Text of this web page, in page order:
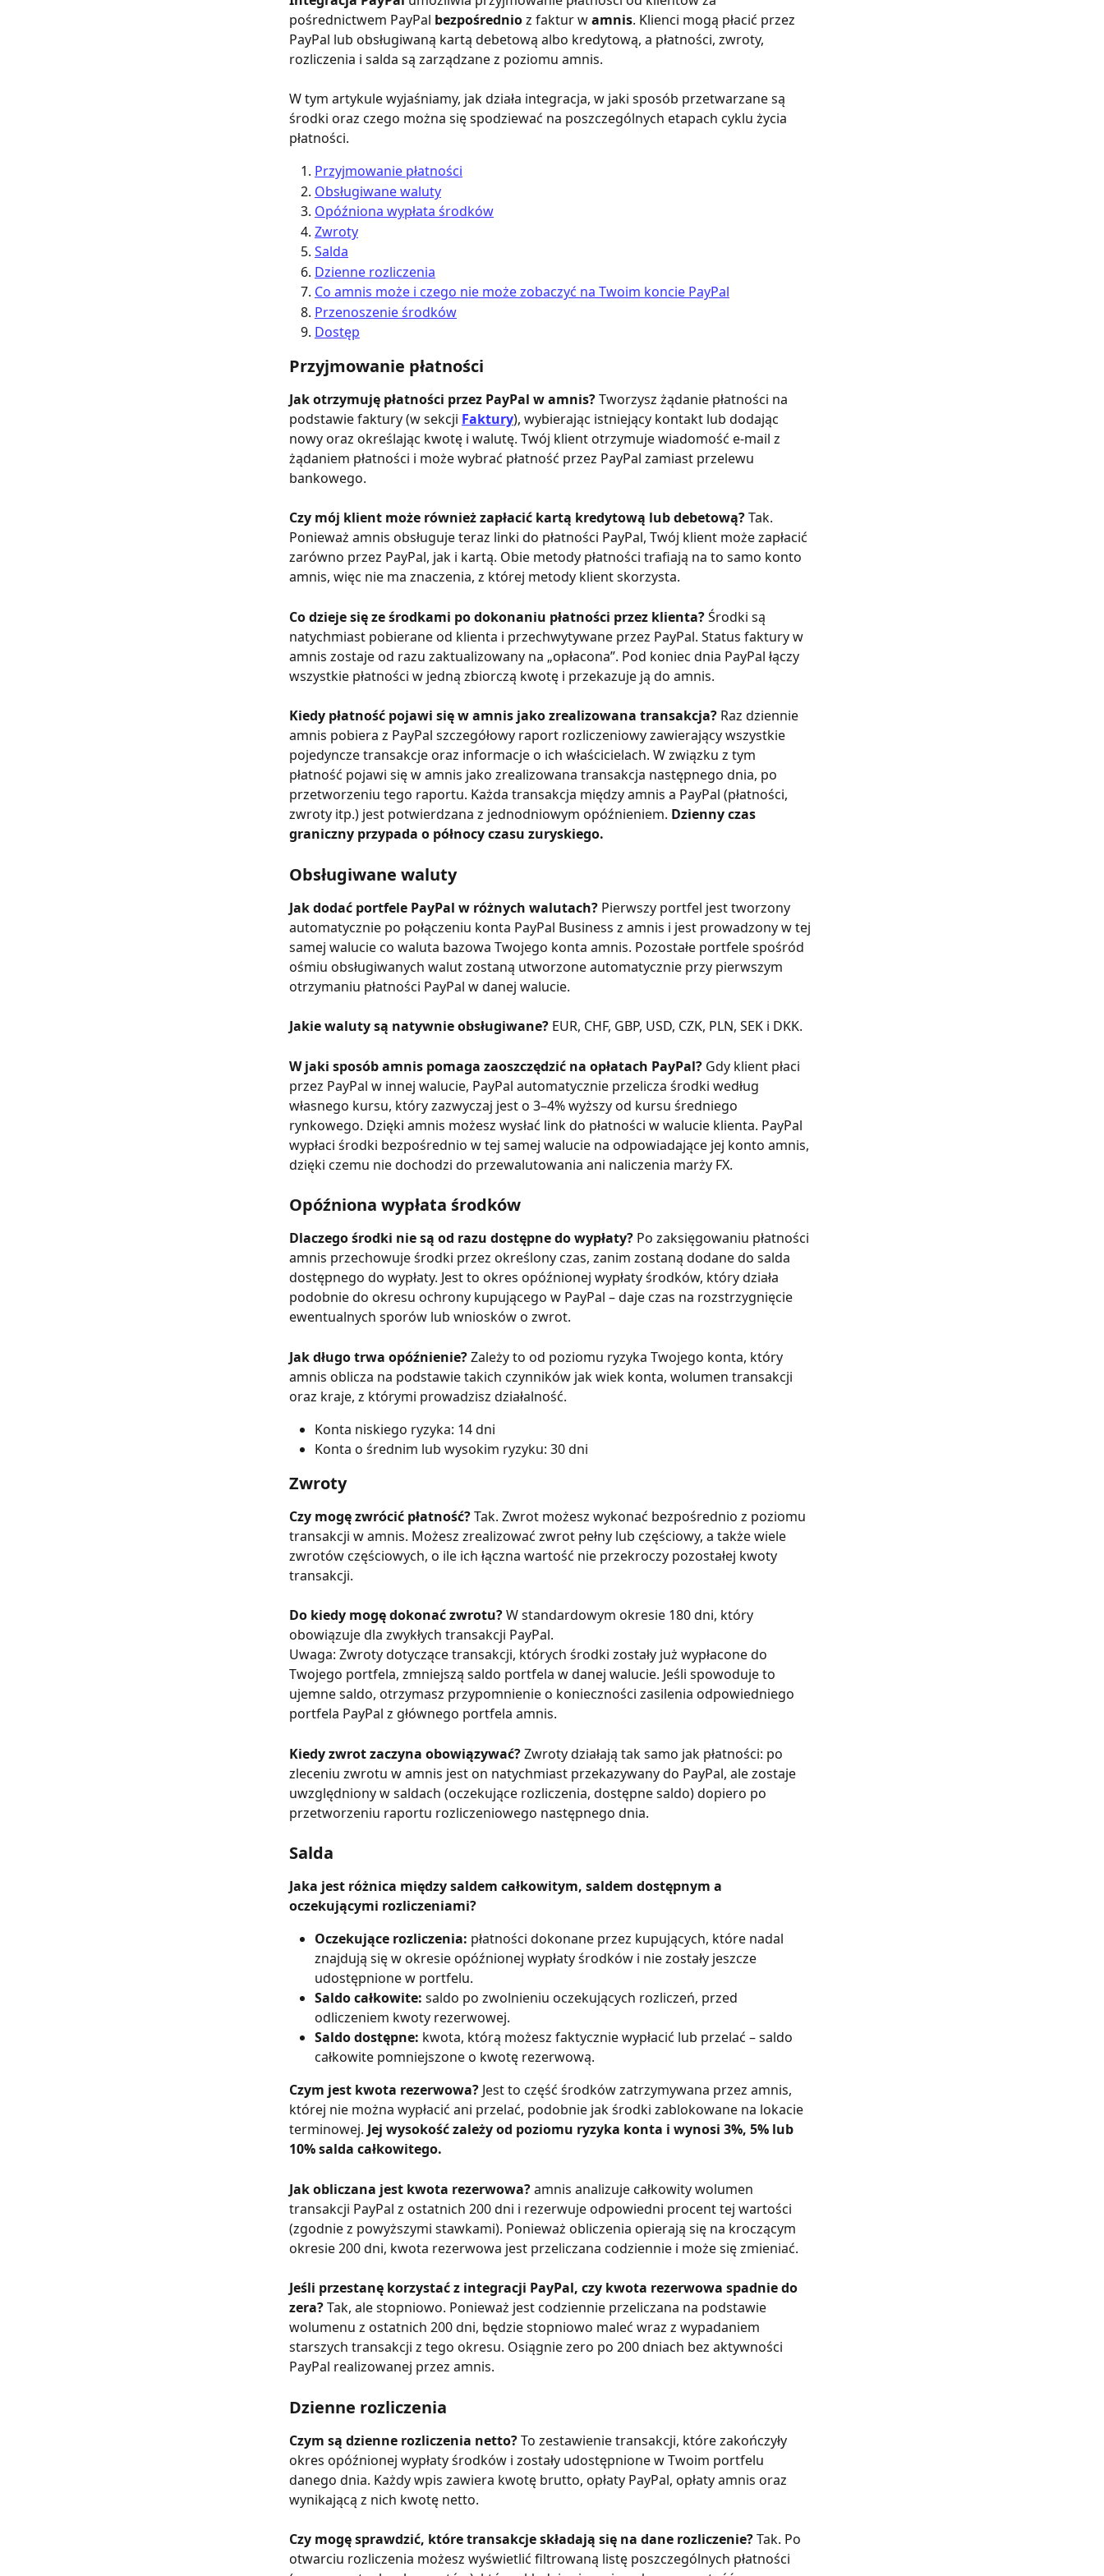
pośrednictwem PayPal bezpośrednio z faktur w amnis. Klienci mogą płacić przez
PayPal lub obsługiwaną kartą debetową albo kredytową, a płatności, zwroty,
rozliczenia i salda są zarządzane z poziomu amnis.
W tym artykule wyjaśniamy, jak działa integracja, w jaki sposób przetwarzane są
środki oraz czego można się spodziewać na poszczególnych etapach cyklu życia
płatności.
Przyjmowanie płatności
Obsługiwane waluty
Opóźniona wypłata środków
Zwroty
Salda
Dzienne rozliczenia
Co amnis może i czego nie może zobaczyć na Twoim koncie PayPal
Przenoszenie środków
Dostęp
Przyjmowanie płatności
Jak otrzymuję płatności przez PayPal w amnis? Tworzysz żądanie płatności na
podstawie faktury (w sekcji Faktury), wybierając istniejący kontakt lub dodając
nowy oraz określając kwotę i walutę. Twój klient otrzymuje wiadomość e-mail z
żądaniem płatności i może wybrać płatność przez PayPal zamiast przelewu
bankowego.
Czy mój klient może również zapłacić kartą kredytową lub debetową? Tak.
Ponieważ amnis obsługuje teraz linki do płatności PayPal, Twój klient może zapłacić
zarówno przez PayPal, jak i kartą. Obie metody płatności trafiają na to samo konto
amnis, więc nie ma znaczenia, z której metody klient skorzysta.
Co dzieje się ze środkami po dokonaniu płatności przez klienta? Środki są
natychmiast pobierane od klienta i przechwytywane przez PayPal. Status faktury w
amnis zostaje od razu zaktualizowany na „opłacona”. Pod koniec dnia PayPal łączy
wszystkie płatności w jedną zbiorczą kwotę i przekazuje ją do amnis.
Kiedy płatność pojawi się w amnis jako zrealizowana transakcja? Raz dziennie
amnis pobiera z PayPal szczegółowy raport rozliczeniowy zawierający wszystkie
pojedyncze transakcje oraz informacje o ich właścicielach. W związku z tym
płatność pojawi się w amnis jako zrealizowana transakcja następnego dnia, po
przetworzeniu tego raportu. Każda transakcja między amnis a PayPal (płatności,
zwroty itp.) jest potwierdzana z jednodniowym opóźnieniem. Dzienny czas
graniczny przypada o północy czasu zuryskiego.
Obsługiwane waluty
Jak dodać portfele PayPal w różnych walutach? Pierwszy portfel jest tworzony
automatycznie po połączeniu konta PayPal Business z amnis i jest prowadzony w tej
samej walucie co waluta bazowa Twojego konta amnis. Pozostałe portfele spośród
ośmiu obsługiwanych walut zostaną utworzone automatycznie przy pierwszym
otrzymaniu płatności PayPal w danej walucie.
Jakie waluty są natywnie obsługiwane? EUR, CHF, GBP, USD, CZK, PLN, SEK i DKK.
W jaki sposób amnis pomaga zaoszczędzić na opłatach PayPal? Gdy klient płaci
przez PayPal w innej walucie, PayPal automatycznie przelicza środki według
własnego kursu, który zazwyczaj jest o 3–4% wyższy od kursu średniego
rynkowego. Dzięki amnis możesz wysłać link do płatności w walucie klienta. PayPal
wypłaci środki bezpośrednio w tej samej walucie na odpowiadające jej konto amnis,
dzięki czemu nie dochodzi do przewalutowania ani naliczenia marży FX.
Opóźniona wypłata środków
Dlaczego środki nie są od razu dostępne do wypłaty? Po zaksięgowaniu płatności
amnis przechowuje środki przez określony czas, zanim zostaną dodane do salda
dostępnego do wypłaty. Jest to okres opóźnionej wypłaty środków, który działa
podobnie do okresu ochrony kupującego w PayPal – daje czas na rozstrzygnięcie
ewentualnych sporów lub wniosków o zwrot.
Jak długo trwa opóźnienie? Zależy to od poziomu ryzyka Twojego konta, który
amnis oblicza na podstawie takich czynników jak wiek konta, wolumen transakcji
oraz kraje, z którymi prowadzisz działalność.
Konta niskiego ryzyka: 14 dni
Konta o średnim lub wysokim ryzyku: 30 dni
Zwroty
Czy mogę zwrócić płatność? Tak. Zwrot możesz wykonać bezpośrednio z poziomu
transakcji w amnis. Możesz zrealizować zwrot pełny lub częściowy, a także wiele
zwrotów częściowych, o ile ich łączna wartość nie przekroczy pozostałej kwoty
transakcji.
Do kiedy mogę dokonać zwrotu? W standardowym okresie 180 dni, który
obowiązuje dla zwykłych transakcji PayPal.
Uwaga: Zwroty dotyczące transakcji, których środki zostały już wypłacone do
Twojego portfela, zmniejszą saldo portfela w danej walucie. Jeśli spowoduje to
ujemne saldo, otrzymasz przypomnienie o konieczności zasilenia odpowiedniego
portfela PayPal z głównego portfela amnis.
Kiedy zwrot zaczyna obowiązywać? Zwroty działają tak samo jak płatności: po
zleceniu zwrotu w amnis jest on natychmiast przekazywany do PayPal, ale zostaje
uwzględniony w saldach (oczekujące rozliczenia, dostępne saldo) dopiero po
przetworzeniu raportu rozliczeniowego następnego dnia.
Salda
Jaka jest różnica między saldem całkowitym, saldem dostępnym a
oczekującymi rozliczeniami?
Oczekujące rozliczenia: płatności dokonane przez kupujących, które nadal
znajdują się w okresie opóźnionej wypłaty środków i nie zostały jeszcze
udostępnione w portfelu.
Saldo całkowite: saldo po zwolnieniu oczekujących rozliczeń, przed
odliczeniem kwoty rezerwowej.
Saldo dostępne: kwota, którą możesz faktycznie wypłacić lub przelać – saldo
całkowite pomniejszone o kwotę rezerwową.
Czym jest kwota rezerwowa? Jest to część środków zatrzymywana przez amnis,
której nie można wypłacić ani przelać, podobnie jak środki zablokowane na lokacie
terminowej. Jej wysokość zależy od poziomu ryzyka konta i wynosi 3%, 5% lub
10% salda całkowitego.
Jak obliczana jest kwota rezerwowa? amnis analizuje całkowity wolumen
transakcji PayPal z ostatnich 200 dni i rezerwuje odpowiedni procent tej wartości
(zgodnie z powyższymi stawkami). Ponieważ obliczenia opierają się na kroczącym
okresie 200 dni, kwota rezerwowa jest przeliczana codziennie i może się zmieniać.
Jeśli przestanę korzystać z integracji PayPal, czy kwota rezerwowa spadnie do
zera? Tak, ale stopniowo. Ponieważ jest codziennie przeliczana na podstawie
wolumenu z ostatnich 200 dni, będzie stopniowo maleć wraz z wypadaniem
starszych transakcji z tego okresu. Osiągnie zero po 200 dniach bez aktywności
PayPal realizowanej przez amnis.
Dzienne rozliczenia
Czym są dzienne rozliczenia netto? To zestawienie transakcji, które zakończyły
okres opóźnionej wypłaty środków i zostały udostępnione w Twoim portfelu
danego dnia. Każdy wpis zawiera kwotę brutto, opłaty PayPal, opłaty amnis oraz
wynikającą z nich kwotę netto.
Czy mogę sprawdzić, które transakcje składają się na dane rozliczenie? Tak. Po
otwarciu rozliczenia możesz wyświetlić filtrowaną listę poszczególnych płatności